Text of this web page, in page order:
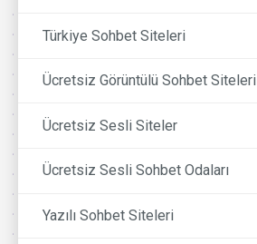
Türkiye Sohbet Siteleri
Ücretsiz Görüntülü Sohbet Siteleri
Ücretsiz Sesli Siteler
Ücretsiz Sesli Sohbet Odaları
Yazılı Sohbet Siteleri